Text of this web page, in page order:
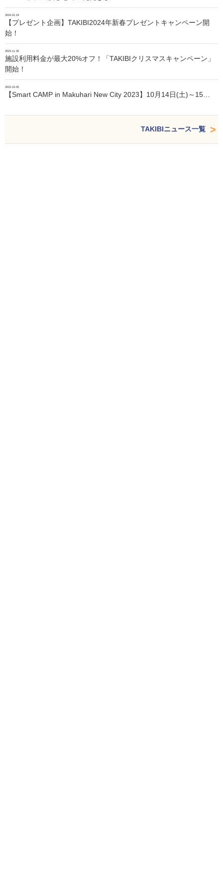
2024.01.24
【プレゼント企画】TAKIBI2024年新春プレゼントキャンペーン開
始！
2023.11.30
施設利用料金が最大20%オフ！「TAKIBIクリスマスキャンペーン」
開始！
2023.10.05
【Smart CAMP in Makuhari New City 2023】10月14日(土)～15…
TAKIBIニュース一覧